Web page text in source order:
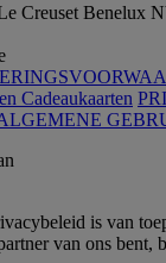
Creuset Benelux
Cadeaukaarten
is van
van ons bent,